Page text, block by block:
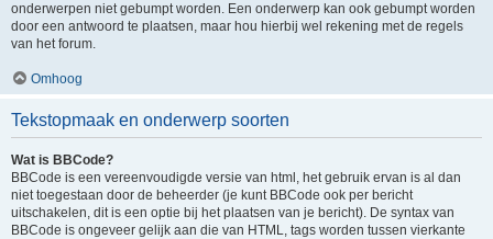
onderwerpen niet gebumpt worden. Een onderwerp kan ook gebumpt worden
door een antwoord te plaatsen, maar hou hierbij wel rekening met de regels
van het forum.
Omhoog
Tekstopmaak en onderwerp soorten
Wat is BBCode?
BBCode is een vereenvoudigde versie van html, het gebruik ervan is al dan
niet toegestaan door de beheerder (je kunt BBCode ook per bericht
uitschakelen, dit is een optie bij het plaatsen van je bericht). De syntax van
BBCode is ongeveer gelijk aan die van HTML, tags worden tussen vierkante